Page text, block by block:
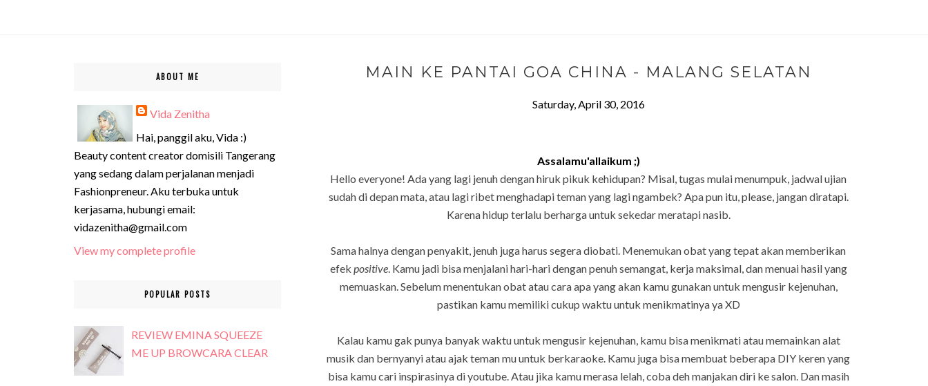
MAIN KE PANTAI GOA CHINA - MALANG SELATAN
Saturday, April 30, 2016
Assalamu'allaikum ;)
Hello everyone! Ada yang lagi jenuh dengan hiruk pikuk kehidupan? Misal, tugas mulai menumpuk, jadwal ujian
sudah di depan mata, atau lagi ribet menghadapi teman yang lagi ngambek? Apa pun itu, please, jangan diratapi.
Karena hidup terlalu berharga untuk sekedar meratapi nasib.
Sama halnya dengan penyakit, jenuh juga harus segera diobati. Menemukan obat yang tepat akan memberikan
efek positive. Kamu jadi bisa menjalani hari-hari dengan penuh semangat, kerja maksimal, dan menuai hasil yang
memuaskan. Sebelum menentukan obat atau cara apa yang akan kamu gunakan untuk mengusir kejenuhan,
pastikan kamu memiliki cukup waktu untuk menikmatinya ya XD
Kalau kamu gak punya banyak waktu untuk mengusir kejenuhan, kamu bisa menikmati atau memainkan alat
musik dan bernyanyi atau ajak teman mu untuk berkaraoke. Kamu juga bisa membuat beberapa DIY keren yang
bisa kamu cari inspirasinya di youtube. Atau jika kamu merasa lelah, coba deh manjakan diri ke salon. Dan masih
ABOUT ME
Vida Zenitha
Hai, panggil aku, Vida :)
Beauty content creator domisili Tangerang
yang sedang dalam perjalanan menjadi
Fashionpreneur. Aku terbuka untuk
kerjasama, hubungi email:
vidazenitha@gmail.com
View my complete profile
POPULAR POSTS
REVIEW EMINA SQUEEZE
ME UP BROWCARA CLEAR